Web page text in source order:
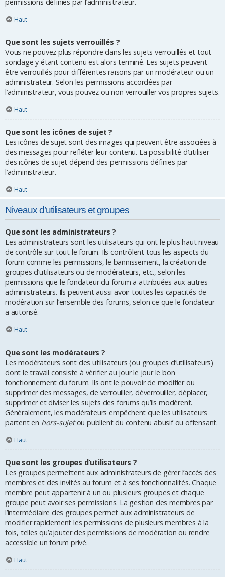
Haut
Que sont les sujets verrouillés ?
Vous ne pouvez plus répondre dans les sujets verrouillés et tout
sondage y étant contenu est alors terminé. Les sujets peuvent
être verrouillés pour différentes raisons par un modérateur ou un
administrateur. Selon les permissions accordées par
l’administrateur, vous pouvez ou non verrouiller vos propres sujets.
Haut
Que sont les icônes de sujet ?
Les icônes de sujet sont des images qui peuvent être associées à
des messages pour refléter leur contenu. La possibilité d’utiliser
des icônes de sujet dépend des permissions définies par
l’administrateur.
Haut
Niveaux d’utilisateurs et groupes
Que sont les administrateurs ?
Les administrateurs sont les utilisateurs qui ont le plus haut niveau
de contrôle sur tout le forum. Ils contrôlent tous les aspects du
forum comme les permissions, le bannissement, la création de
groupes d’utilisateurs ou de modérateurs, etc., selon les
permissions que le fondateur du forum a attribuées aux autres
administrateurs. Ils peuvent aussi avoir toutes les capacités de
modération sur l’ensemble des forums, selon ce que le fondateur
a autorisé.
Haut
Que sont les modérateurs ?
Les modérateurs sont des utilisateurs (ou groupes d’utilisateurs)
dont le travail consiste à vérifier au jour le jour le bon
fonctionnement du forum. Ils ont le pouvoir de modifier ou
supprimer des messages, de verrouiller, déverrouiller, déplacer,
supprimer et diviser les sujets des forums qu’ils modèrent.
Généralement, les modérateurs empêchent que les utilisateurs
partent en hors-sujetou publient du contenu abusif ou offensant.
Haut
Que sont les groupes d’utilisateurs ?
Les groupes permettent aux administrateurs de gérer l’accès des
membres et des invités au forum et à ses fonctionnalités. Chaque
membre peut appartenir à un ou plusieurs groupes et chaque
groupe peut avoir ses permissions. La gestion des membres par
l’intermédiaire des groupes permet aux administrateurs de
modifier rapidement les permissions de plusieurs membres à la
fois, telles qu’ajouter des permissions de modération ou rendre
accessible un forum privé.
Haut